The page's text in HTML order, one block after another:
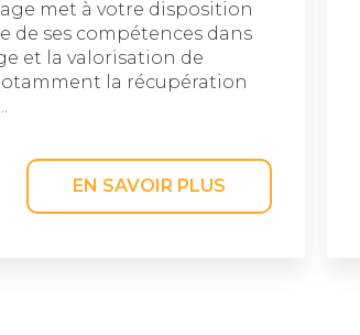
met à votre disposition
de ses compétences dans
et la valorisation de
la récupération
EN SAVOIR PLUS